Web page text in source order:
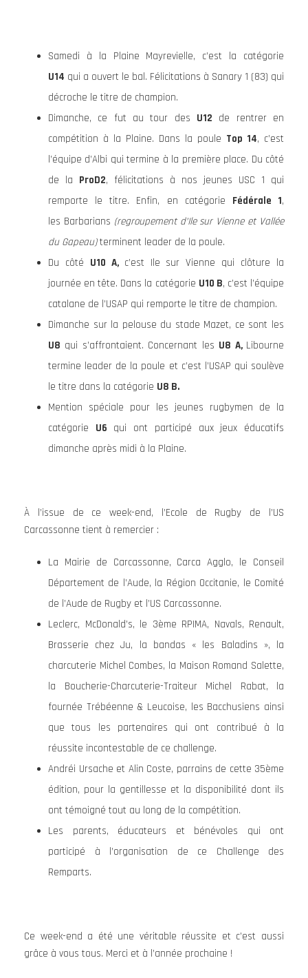
Samedi à la Plaine Mayrevielle, c’est la catégorie
U14 qui a ouvert le bal. Félicitations à Sanary 1 (83) qui
décroche le titre de champion.
Dimanche, ce fut au tour des U12 de rentrer en
compétition à la Plaine. Dans la poule Top 14, c’est
l’équipe d’Albi qui termine à la première place. Du côté
de la ProD2, félicitations à nos jeunes USC 1 qui
remporte le titre. Enfin, en catégorie Fédérale 1,
les Barbarians (regroupement d’Ile sur Vienne et Vallée
du Gapeau)terminent leader de la poule.
Du côté U10 A, c’est Ile sur Vienne qui clôture la
journée en tête. Dans la catégorie U10 B, c’est l’équipe
catalane de l’USAP qui remporte le titre de champion.
Dimanche sur la pelouse du stade Mazet, ce sont les
U8 qui s’affrontaient. Concernant les U8 A, Libourne
termine leader de la poule et c’est l’USAP qui soulève
le titre dans la catégorie U8 B.
Mention spéciale pour les jeunes rugbymen de la
catégorie U6 qui ont participé aux jeux éducatifs
dimanche après midi à la Plaine.
À l’issue de ce week-end, l’Ecole de Rugby de l’US
Carcassonne tient à remercier :
La Mairie de Carcassonne, Carca Agglo, le Conseil
Département de l’Aude, la Région Occitanie, le Comité
de l’Aude de Rugby et l’US Carcassonne.
Leclerc, McDonald’s, le 3ème RPIMA, Navals, Renault,
Brasserie chez Ju, la bandas « les Baladins », la
charcuterie Michel Combes, la Maison Romand Salette,
la Boucherie-Charcuterie-Traiteur Michel Rabat, la
fournée Trébéenne & Leucoise, les Bacchusiens ainsi
que tous les partenaires qui ont contribué à la
réussite incontestable de ce challenge.
Andréi Ursache et Alin Coste, parrains de cette 35ème
édition, pour la gentillesse et la disponibilité dont ils
ont témoigné tout au long de la compétition.
Les parents, éducateurs et bénévoles qui ont
participé à l’organisation de ce Challenge des
Remparts.
Ce week-end a été une véritable réussite et c’est aussi
grâce à vous tous. Merci et à l’année prochaine !